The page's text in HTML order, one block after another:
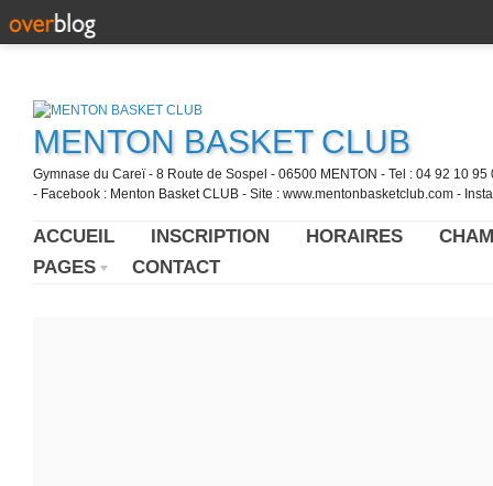
MENTON BASKET CLUB
Gymnase du Careï - 8 Route de Sospel - 06500 MENTON - Tel : 04 92 10
- Facebook : Menton Basket CLUB - Site : www.mentonbasketclub.com -
ACCUEIL INSCRIPTION HORAIRES
PAGES
CONTACT